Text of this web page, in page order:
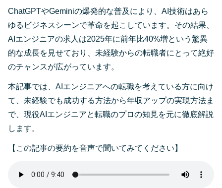
ChatGPTやGeminiの爆発的な普及により、AI技術はあら
ゆるビジネスシーンで革命を起こしています。その結果、
AIエンジニアの求人は2025年に前年比40%増という驚異
的な成長を見せており、未経験からの転職者にとって絶好
のチャンスが広がっています。
本記事では、AIエンジニアへの転職を考えている方に向け
て、未経験でも成功する方法から年収アップの実現方法ま
で、現役AIエンジニアと転職のプロの知見を元に徹底解説
します。
【この記事の要約を音声で聞いてみてください】